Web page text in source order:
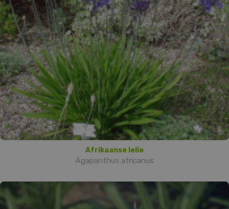
Afrikaanse lelie
Agapanthus africanus